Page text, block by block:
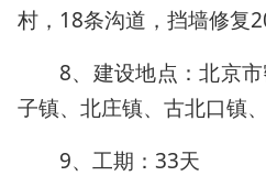
村，18条沟道，挡墙修复
8、建设地点：北京
子镇、北庄镇、古北口镇
9、工期：33天